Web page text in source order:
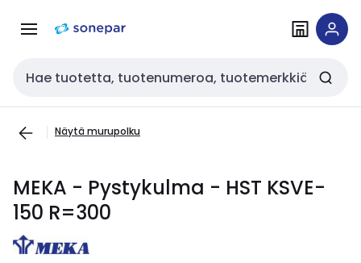
navigointiinsisältöön
Haku
Näytä murupolku
MEKA - Pystykulma - HST KSVE-
150 R=300